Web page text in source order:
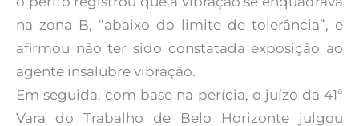
na zona B, “abaixo do limite de tolerância”, e
afirmou não ter sido constatada exposição ao
agente insalubre vibração.
Em seguida, com base na perícia, o juízo da 41ª
Vara do Trabalho de Belo Horizonte julgou